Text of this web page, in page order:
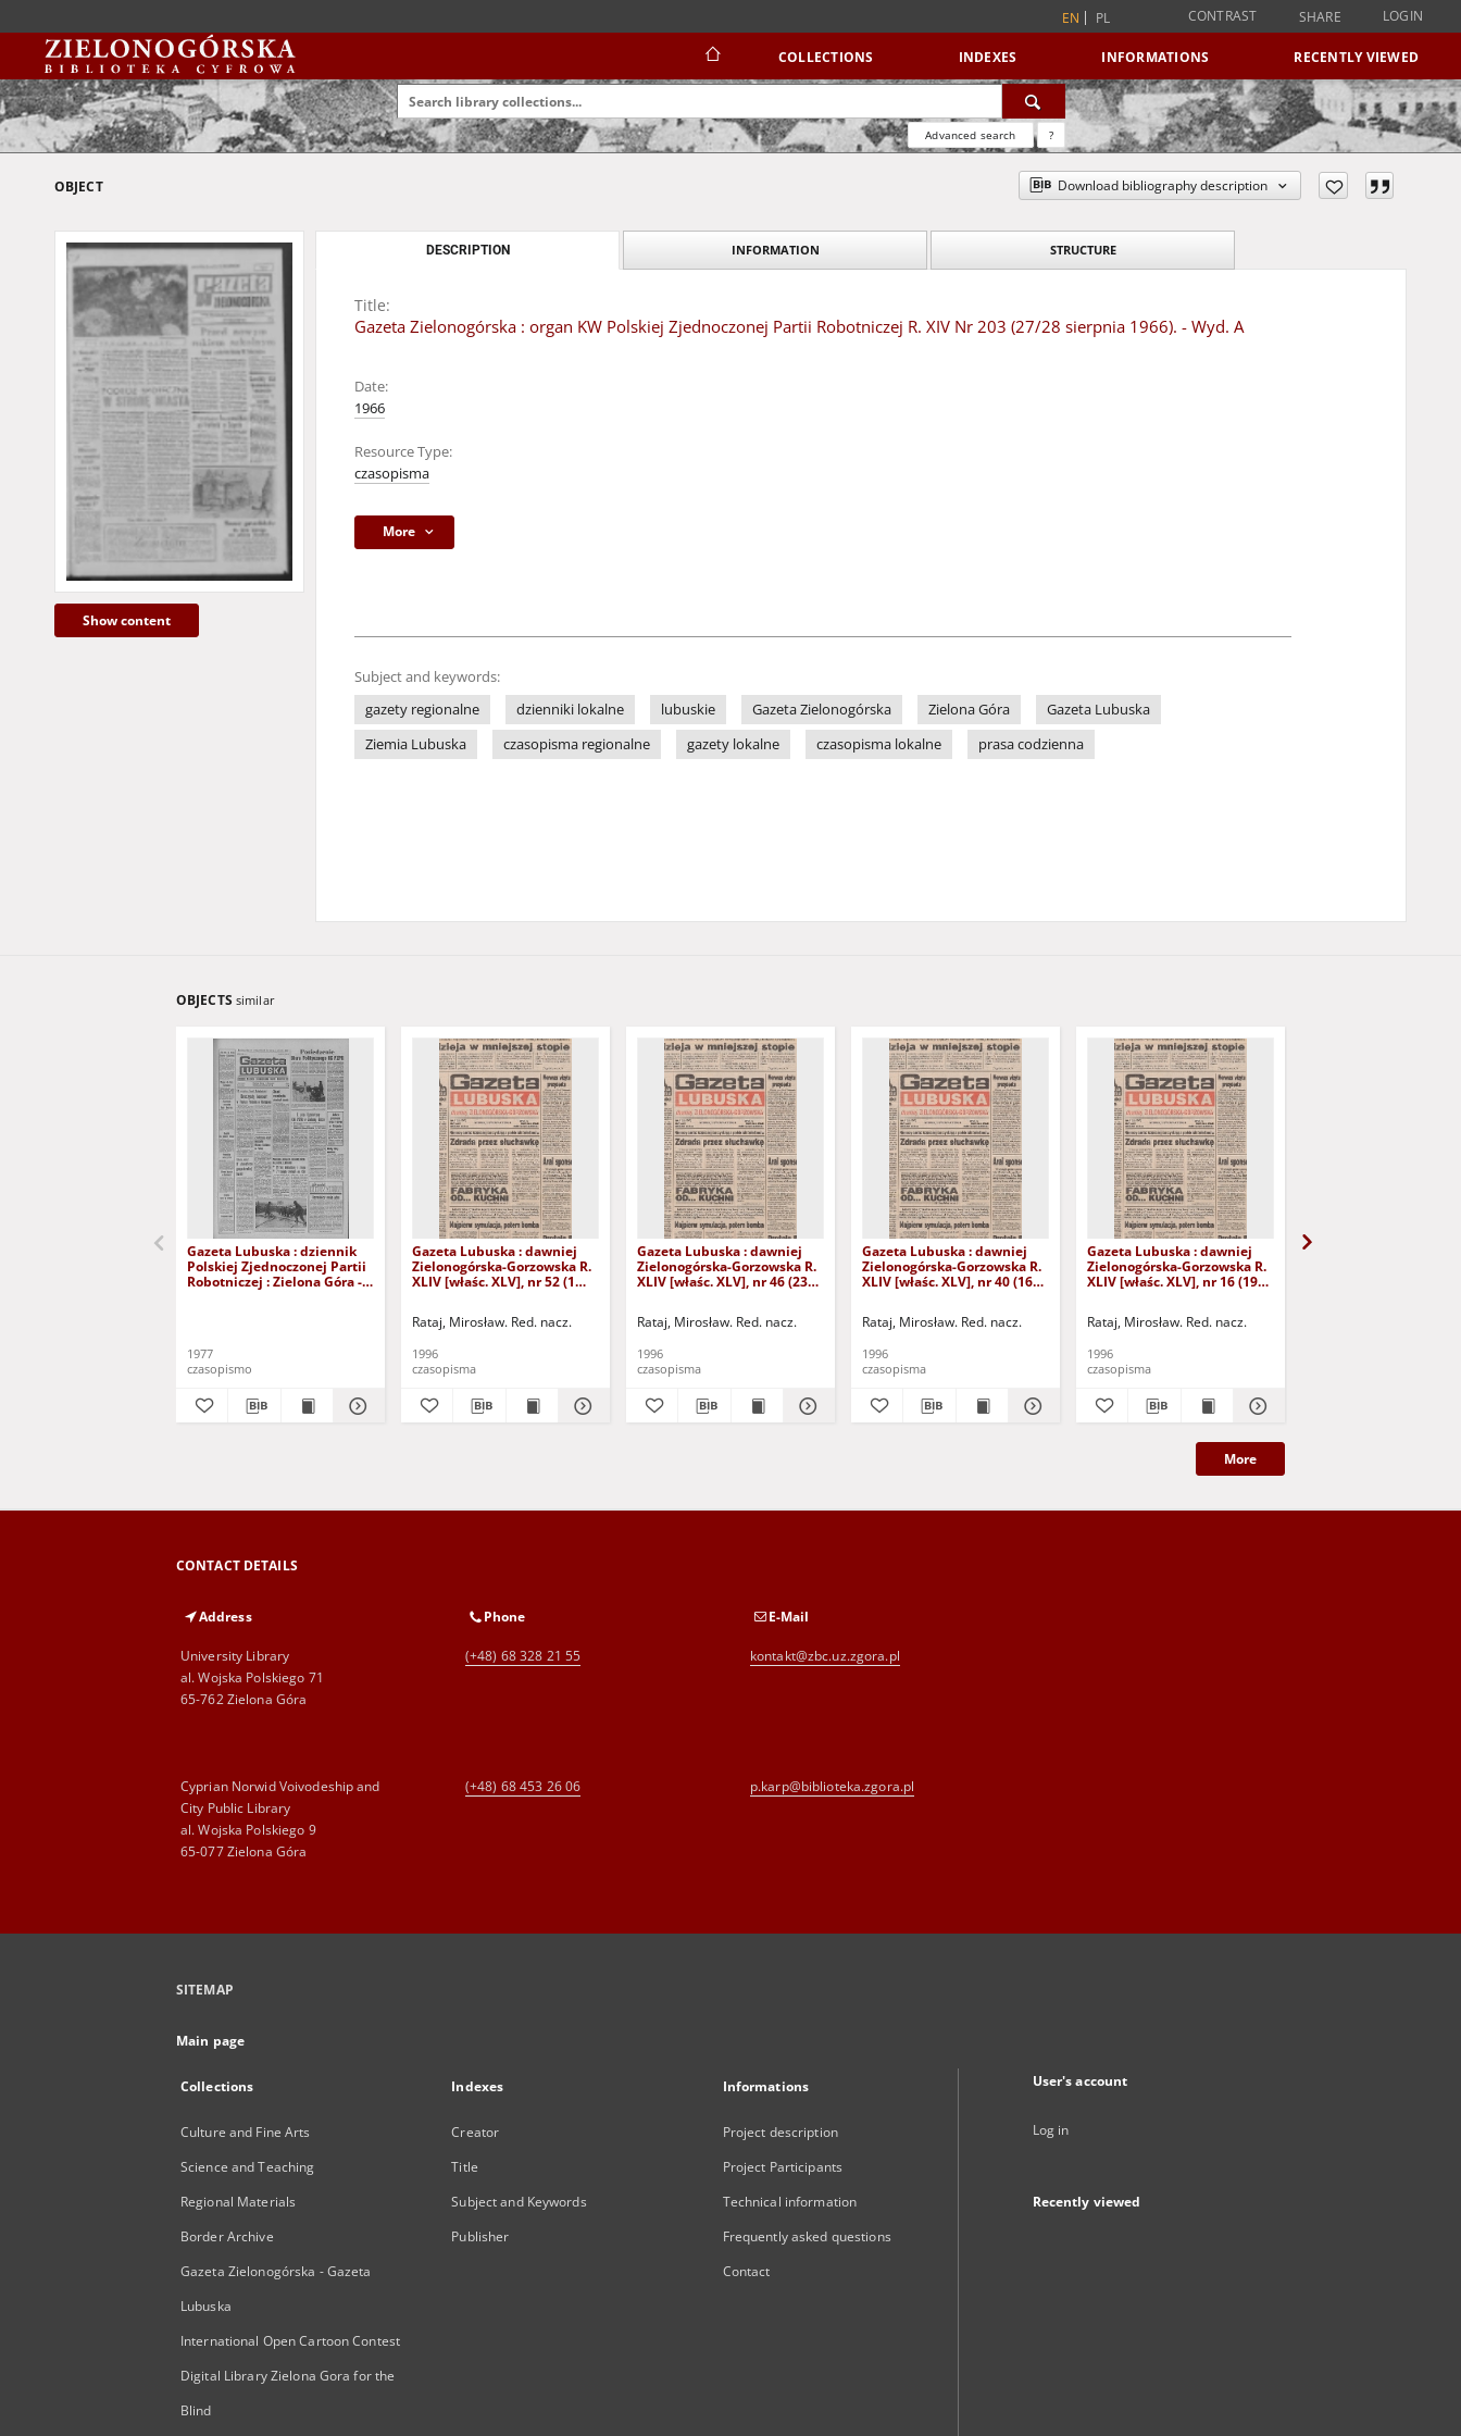
EN PL CONTRAST SHARE LOGIN
COLLECTIONS INDEXES INFORMATIONS RECENTLY VIEWED
Advanced search ?
OBJECT Download bibliography description
Show content
DESCRIPTION INFORMATION STRUCTURE
Title:
Gazeta Zielonogórska : organ KW Polskiej Zjednoczonej Partii Robotniczej R. XIV Nr 203 (27/28 sierpnia 1966). - Wyd. A
Date:
1966
Resource Type:
czasopisma
More
Subject and keywords:
gazety regionalne
dzienniki lokalne lubuskie Gazeta Zielonogórska Zielona Góra
Gazeta Lubuska
Ziemia Lubuska
czasopisma regionalne gazety lokalne czasopisma lokalne prasa codzienna
OBJECTS similar
Gazeta Lubuska : dziennik
Polskiej Zjednoczonej Partii
Robotniczej : Zielona Góra -
1977
czasopismo
Gazeta Lubuska : dawniej
Zielonogórska-Gorzowska R.
XLIV [właśc. XLV], nr 52 (1
Rataj, Mirosław. Red. nacz.
1996
czasopisma
Gazeta Lubuska : dawniej
Zielonogórska-Gorzowska R.
XLIV [właśc. XLV], nr 46 (23
Rataj, Mirosław. Red. nacz.
1996
czasopisma
Gazeta Lubuska : dawniej
Zielonogórska-Gorzowska R.
XLIV [właśc. XLV], nr 40 (16
Rataj, Mirosław. Red. nacz.
1996
czasopisma
Gazeta Lubuska : dawniej
Zielonogórska-Gorzowska R.
XLIV [właśc. XLV], nr 16 (19
Rataj, Mirosław. Red. nacz.
1996
czasopisma
More
CONTACT DETAILS
Address
University Library
al. Wojska Polskiego 71
65-762 Zielona Góra
Phone
(+48) 68 328 21 55
E-Mail
kontakt@zbc.uz.zgora.pl
Cyprian Norwid Voivodeship and
City Public Library
al. Wojska Polskiego 9
65-077 Zielona Góra
(+48) 68 453 26 06 p.karp@biblioteka.zgora.pl
SITEMAP
Main page
Collections
Culture and Fine Arts
Science and Teaching
Regional Materials
Border Archive
Gazeta Zielonogórska - Gazeta
Lubuska
International Open Cartoon Contest
Digital Library Zielona Gora for the
Blind
Indexes
Creator
Title
Subject and Keywords
Publisher
Informations
Project description
Project Participants
Technical information
Frequently asked questions
Contact
User's account
Log in
Recently viewed